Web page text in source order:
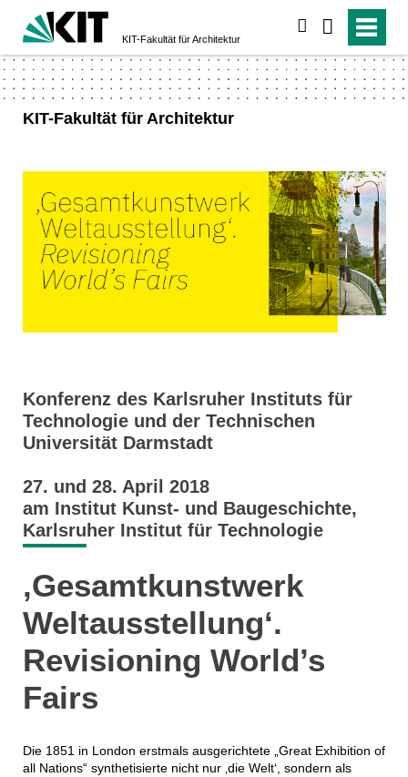
KIT-Fakultät für Architektur
KIT-Fakultät für Architektur
Konferenz des Karlsruher Instituts für
Technologie und der Technischen
Universität Darmstadt
27. und 28. April 2018
am Institut Kunst- und Baugeschichte,
Karlsruher Institut für Technologie
‚Gesamtkunstwerk
Weltausstellung‘.
Revisioning World’s
Fairs
Die 1851 in London erstmals ausgerichtete „Great Exhibition of
all Nations“ synthetisierte nicht nur ‚die Welt‘, sondern als